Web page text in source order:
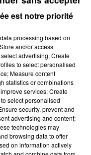
est notre priorité
processing based on
and/or access
advertising; Create
to select personalised
Measure content
statistics or combinations
services; Create
select personalised
security, prevent and
advertising and content;
technologies may
browsing data to offer
on information actively